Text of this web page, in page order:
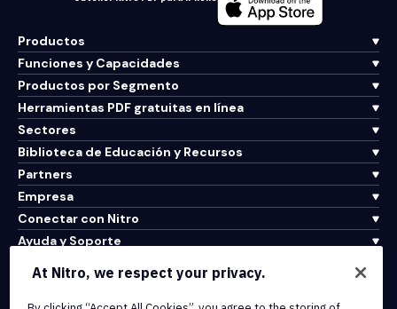
Productos
Funciones y Capacidades
Productos por Segmento
Herramientas PDF gratuitas en línea
Sectores
Biblioteca de Educación y Recursos
Partners
Empresa
Conectar con Nitro
Ayuda y Soporte
At Nitro, we respect your privacy.